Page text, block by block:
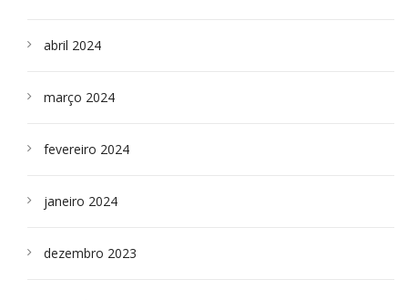
abril 2024
março 2024
fevereiro 2024
janeiro 2024
dezembro 2023